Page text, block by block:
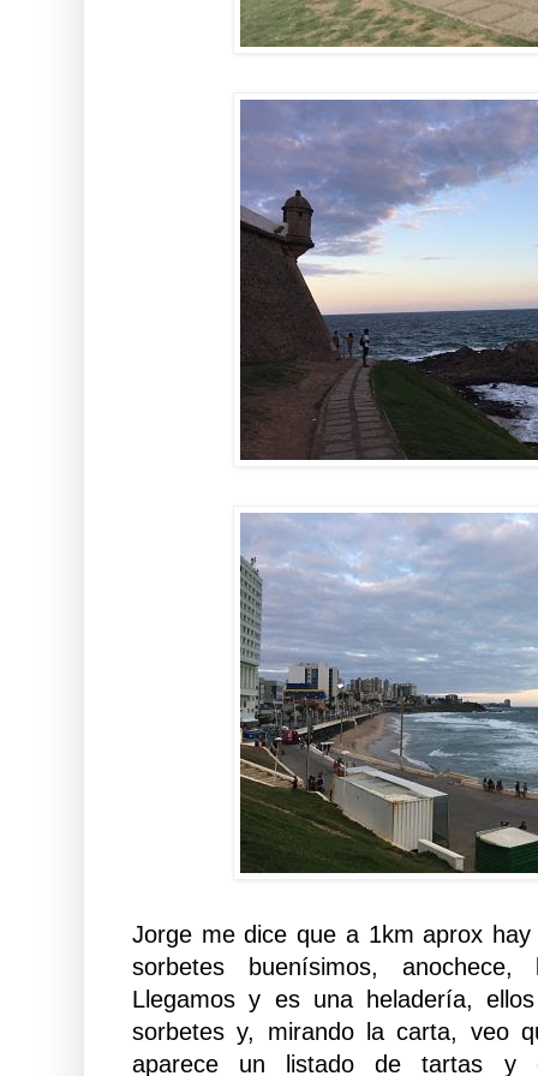
Jorge me dice que a 1km aprox
sorbetes buenísimos,
Llegamos y es una heladería,
sorbetes y, mirando la carta, veo
aparece un listado de tartas y